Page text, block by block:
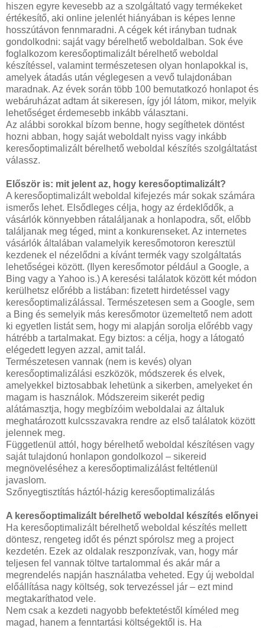
hiszen egyre kevesebb az a szolgáltató vagy termékeket
értékesítő, aki online jelenlét hiányában is képes lenne
hosszútávon fennmaradni. A cégek két irányban tudnak
gondolkodni: saját vagy bérelhető weboldalban. Sok éve
foglalkozom keresőoptimalizált bérelhető weboldal
készítéssel, valamint természetesen olyan honlapokkal is,
amelyek átadás után véglegesen a vevő tulajdonában
maradnak. Az évek során több 100 bemutatkozó honlapot és
webáruházat adtam át sikeresen, így jól látom, mikor, melyik
lehetőséget érdemesebb inkább választani.
Az alábbi sorokkal bízom benne, hogy segíthetek döntést
hozni abban, hogy saját weboldalt nyiss vagy inkább
keresőoptimalizált bérelhető weboldal készítés szolgáltatást
válassz.
Először is: mit jelent az, hogy keresőoptimalizált?
A keresőoptimalizált weboldal kifejezés már sokak számára
ismerős lehet. Elsődleges célja, hogy az érdeklődők, a
vásárlók könnyebben rátaláljanak a honlapodra, sőt, előbb
találjanak meg téged, mint a konkurenseket. Az internetes
vásárlók általában valamelyik keresőmotoron keresztül
kezdenek el nézelődni a kívánt termék vagy szolgáltatás
lehetőségei között. (Ilyen keresőmotor például a Google, a
Bing vagy a Yahoo is.) A keresési találatok között két módon
kerülhetsz előrébb a listában: fizetett hirdetéssel vagy
keresőoptimalizálással. Természetesen sem a Google, sem
a Bing és semelyik más keresőmotor üzemeltető nem adott
ki egyetlen listát sem, hogy mi alapján sorolja előrébb vagy
hátrébb a tartalmakat. Egy biztos: a célja, hogy a látogató
elégedett legyen azzal, amit talál.
Természetesen vannak (nem is kevés) olyan
keresőoptimalizálási eszközök, módszerek és elvek,
amelyekkel biztosabbak lehetünk a sikerben, amelyeket én
magam is használok. Módszereim sikerét pedig
alátámasztja, hogy megbízóim weboldalai az általuk
meghatározott kulcsszavakra rendre az első találatok között
jelennek meg.
Függetlenül attól, hogy bérelhető weboldal készítésen vagy
saját tulajdonú honlapon gondolkozol – sikereid
megnöveléséhez a keresőoptimalizálást feltétlenül
javaslom.
Szőnyegtisztítás háztól-házig keresőoptimalizálás
A keresőoptimalizált bérelhető weboldal készítés előnyei
Ha keresőoptimalizált bérelhető weboldal készítés mellett
döntesz, rengeteg időt és pénzt spórolsz meg a project
kezdetén. Ezek az oldalak reszponzívak, van, hogy már
teljesen fel vannak töltve tartalommal és akár már a
megrendelés napján használatba veheted. Egy új weboldal
előállítása nagy költség, sok tervezéssel jár – ezt mind
megtakaríthatod vele.
Nem csak a kezdeti nagyobb befektetéstől kíméled meg
magad, hanem a fenntartási költségektől is. Ha